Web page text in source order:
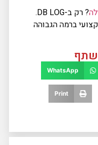
? רק ב-DB LOG.
ברמה הגבוהה
WhatsApp
Print